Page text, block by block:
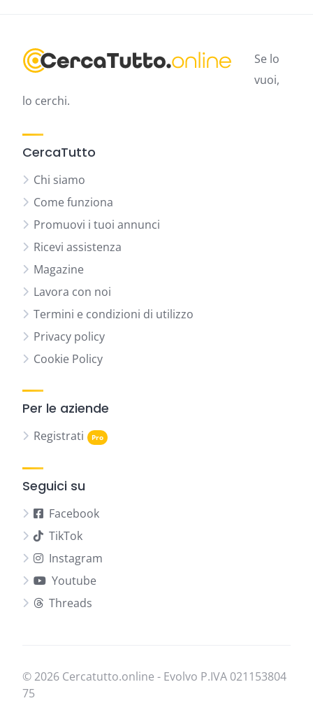
Se lo
vuoi,
lo cerchi.
CercaTutto
Chi siamo
Come funziona
Promuovi i tuoi annunci
Ricevi assistenza
Magazine
Lavora con noi
Termini e condizioni di utilizzo
Privacy policy
Cookie Policy
Per le aziende
Registrati
Seguici su
Facebook
TikTok
Instagram
Youtube
Threads
© 2026 Cercatutto.online - Evolvo P.IVA 021​153​804​
75